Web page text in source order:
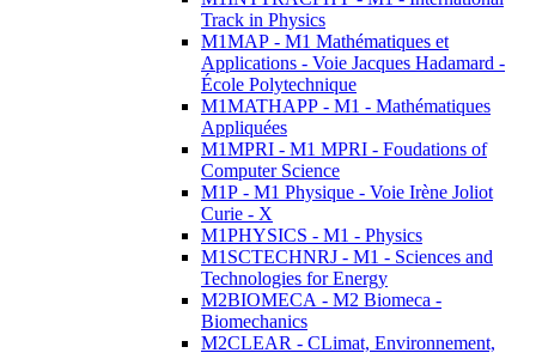
Track in Physics
M1MAP - M1 Mathématiques et
Applications - Voie Jacques Hadamard -
École Polytechnique
M1MATHAPP - M1 - Mathématiques
Appliquées
M1MPRI - M1 MPRI - Foudations of
Computer Science
M1P - M1 Physique - Voie Irène Joliot
Curie - X
M1PHYSICS - M1 - Physics
M1SCTECHNRJ - M1 - Sciences and
Technologies for Energy
M2BIOMECA - M2 Biomeca -
Biomechanics
M2CLEAR - CLimat, Environnement,